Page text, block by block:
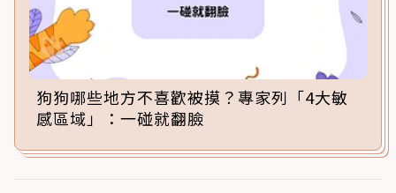
狗狗哪些地方不喜歡被摸？專家列「4大敏
感區域」：一碰就翻臉